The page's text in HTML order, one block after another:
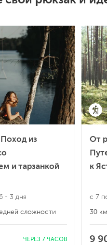
из
и тарзанкой
- 3 дня
сложности
ЧЕРЕЗ 7 ЧАСОВ
От
к
с 7
30 км
9